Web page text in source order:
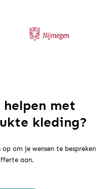
met
kleding?
om je wensen te bespreken
aan.